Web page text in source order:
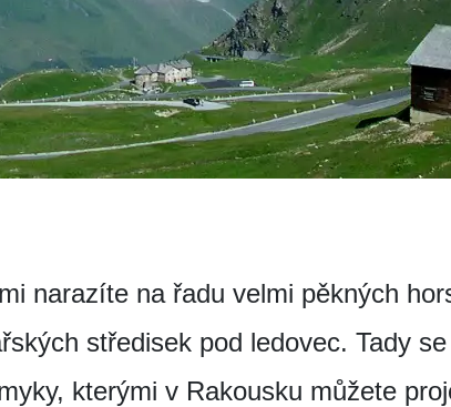
narazíte na řadu velmi pěkných
středisek pod ledovec. Tady
kterými v Rakousku můžete